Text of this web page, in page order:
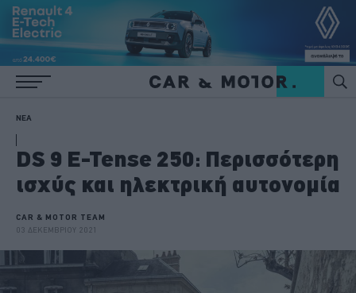
ΝΕΑ
DS 9 E-Tense 250: Περισσότερη
ισχύς και ηλεκτρική αυτονομία
CAR & MOTOR TEAM
03 ΔΕΚΕΜΒΡΙΟΥ 2021